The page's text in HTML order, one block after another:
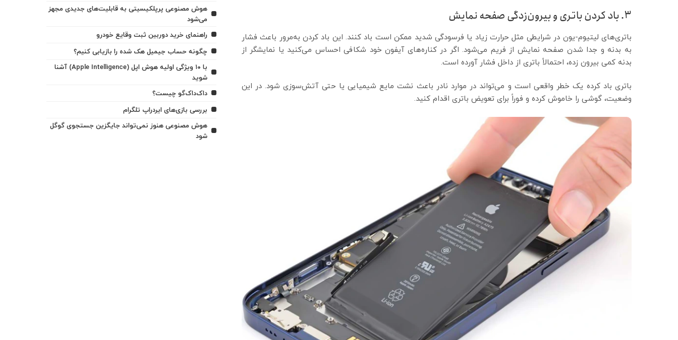
۳. باد کردن باتری و بیرون‌زدگی صفحه نمایش
باتری‌های لیتیوم-یون در شرایطی مثل حرارت زیاد یا فرسودگی شدید ممکن است باد کنند. این باد کردن به‌مرور باعث فشار
به بدنه و جدا شدن صفحه نمایش از فریم می‌شود. اگر در کناره‌های آیفون خود شکافی احساس می‌کنید یا نمایشگر از
بدنه کمی بیرون زده، احتمالاً باتری از داخل فشار آورده است.
باتری باد کرده یک خطر واقعی است و می‌تواند در موارد نادر باعث نشت مایع شیمیایی یا حتی آتش‌سوزی شود. در این
وضعیت، گوشی را خاموش کرده و فوراً برای تعویض باتری اقدام کنید.
هوش مصنوعی پرپلکیسیتی به قابلیت‌های جدیدی مجهز
می‌شود
راهنمای خرید دوربین ثبت وقایع خودرو
چگونه حساب جیمیل هک شده را بازیابی کنیم؟
با ۱۰ ویژگی اولیه هوش اپل (Apple Intelligence) آشنا
شوید
داک‌داک‌گو چیست؟
بررسی بازی‌های ایردراپ تلگرام
هوش مصنوعی هنوز نمی‌تواند جایگزین جستجوی گوگل
شود